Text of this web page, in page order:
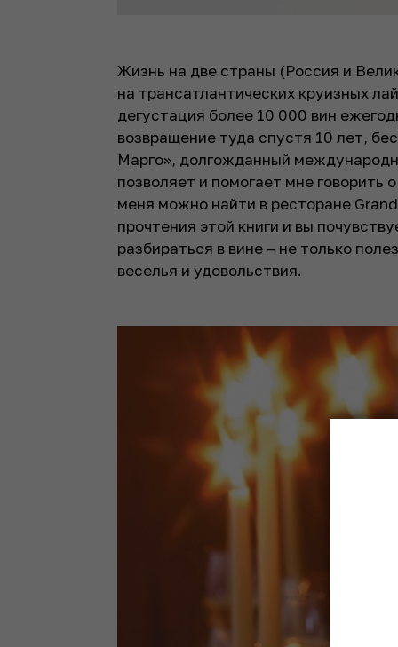
Жизнь на две страны (Россия и
на трансатлантических круизных
дегустация более 10 000 вин
возвращение туда спустя 10 лет,
Марго», долгожданный
позволяет и помогает мне говорить
меня можно найти в ресторане
прочтения этой книги и вы
разбираться в вине – не только
веселья и удовольствия.